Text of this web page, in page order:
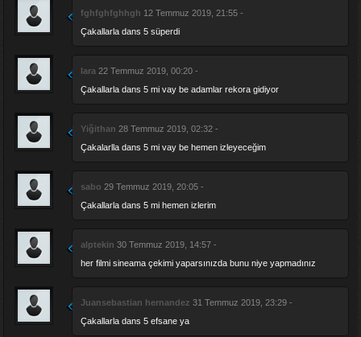
fghfghfghhgh 12 Temmuz 2019, 21:55 -
Çakallarla dans 5 süperdi
lara 22 Temmuz 2019, 00:20 -
Çakallarla dans 5 mi vay be adamlar rekora gidiyor
Yiğithan 28 Temmuz 2019, 02:32 -
Çakalarlla dans 5 mi vay be hemen izleyeceğim
sabo 29 Temmuz 2019, 20:05 -
Çakallarla dans 5 mi hemen izlerim
alptekin 30 Temmuz 2019, 14:57 -
her filmi sineama çekimi yaparsınızda bunu niye yapmadınız
Juansebastian hernandez 31 Temmuz 2019, 23:29 -
Çakallarla dans 5 efsane ya